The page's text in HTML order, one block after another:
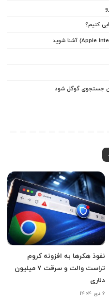
کنیم؟
جستجوی گوگل شود
نفوذ هکرها به افزونه کروم
تراست والت و سرقت ۷ میلیون
دلاری
۶ دی ۱۴۰۴